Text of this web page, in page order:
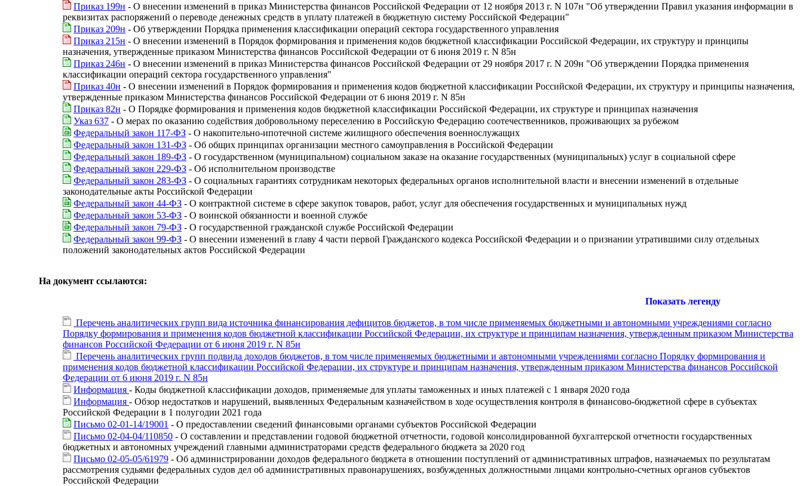
Приказ 199н - О внесении изменений в приказ Министерства финансов Российской Федерации от 12 ноября 2013 г. N 107н "Об утверждении Правил указания информации в
реквизитах распоряжений о переводе денежных средств в уплату платежей в бюджетную систему Российской Федерации"
Приказ 209н - Об утверждении Порядка применения классификации операций сектора государственного управления
Приказ 215н - О внесении изменений в Порядок формирования и применения кодов бюджетной классификации Российской Федерации, их структуру и принципы
назначения, утвержденные приказом Министерства финансов Российской Федерации от 6 июня 2019 г. N 85н
Приказ 246н - О внесении изменений в приказ Министерства финансов Российской Федерации от 29 ноября 2017 г. N 209н "Об утверждении Порядка применения
классификации операций сектора государственного управления"
Приказ 40н - О внесении изменений в Порядок формирования и применения кодов бюджетной классификации Российской Федерации, их структуру и принципы назначения,
утвержденные приказом Министерства финансов Российской Федерации от 6 июня 2019 г. N 85н
Приказ 82н - О Порядке формирования и применения кодов бюджетной классификации Российской Федерации, их структуре и принципах назначения
Указ 637 - О мерах по оказанию содействия добровольному переселению в Российскую Федерацию соотечественников, проживающих за рубежом
Федеральный закон 117-ФЗ - О накопительно-ипотечной системе жилищного обеспечения военнослужащих
Федеральный закон 131-ФЗ - Об общих принципах организации местного самоуправления в Российской Федерации
Федеральный закон 189-ФЗ - О государственном (муниципальном) социальном заказе на оказание государственных (муниципальных) услуг в социальной сфере
Федеральный закон 229-ФЗ - Об исполнительном производстве
Федеральный закон 283-ФЗ - О социальных гарантиях сотрудникам некоторых федеральных органов исполнительной власти и внесении изменений в отдельные
законодательные акты Российской Федерации
Федеральный закон 44-ФЗ - О контрактной системе в сфере закупок товаров, работ, услуг для обеспечения государственных и муниципальных нужд
Федеральный закон 53-ФЗ - О воинской обязанности и военной службе
Федеральный закон 79-ФЗ - О государственной гражданской службе Российской Федерации
Федеральный закон 99-ФЗ - О внесении изменений в главу 4 части первой Гражданского кодекса Российской Федерации и о признании утратившими силу отдельных
положений законодательных актов Российской Федерации
На документ ссылаются:
Показать легенду
Перечень аналитических групп вида источника финансирования дефицитов бюджетов, в том числе применяемых бюджетными и автономными учреждениями согласно
Порядку формирования и применения кодов бюджетной классификации Российской Федерации, их структуре и принципам назначения, утвержденным приказом Министерства
финансов Российской Федерации от 6 июня 2019 г. N 85н
Перечень аналитических групп подвида доходов бюджетов, в том числе применяемых бюджетными и автономными учреждениями согласно Порядку формирования и
применения кодов бюджетной классификации Российской Федерации, их структуре и принципам назначения, утвержденным приказом Министерства финансов Российской
Федерации от 6 июня 2019 г. N 85н
Информация - Коды бюджетной классификации доходов, применяемые для уплаты таможенных и иных платежей с 1 января 2020 года
Информация - Обзор недостатков и нарушений, выявленных Федеральным казначейством в ходе осуществления контроля в финансово-бюджетной сфере в субъектах
Российской Федерации в 1 полугодии 2021 года
Письмо 02-01-14/19001 - О предоставлении сведений финансовыми органами субъектов Российской Федерации
Письмо 02-04-04/110850 - О составлении и представлении годовой бюджетной отчетности, годовой консолидированной бухгалтерской отчетности государственных
бюджетных и автономных учреждений главными администраторами средств федерального бюджета за 2020 год
Письмо 02-05-05/61979 - Об администрировании доходов федерального бюджета в отношении поступлений от административных штрафов, назначаемых по результатам
рассмотрения судьями федеральных судов дел об административных правонарушениях, возбужденных должностными лицами контрольно-счетных органов субъектов
Российской Федерации